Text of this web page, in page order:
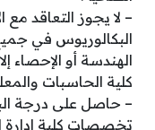
– لا يجوز التعاقد
البكالوريوس في
الهندسة أو
كلية الحاسبات
– حاصل على درجة
تخصصات كلية إدارة